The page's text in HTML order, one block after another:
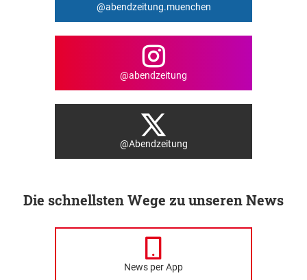
@abendzeitung.muenchen
@abendzeitung
@Abendzeitung
Die schnellsten Wege zu unseren News
News per App